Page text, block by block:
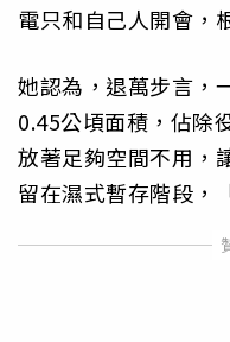
電只和自己人開會，
她認為，退萬步言，
0.45公頃面積，佔除
放著足夠空間不用，
留在濕式暫存階段，